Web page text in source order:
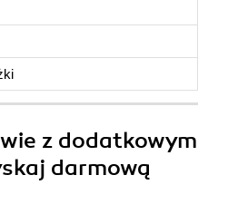
z dodatkowym
darmową